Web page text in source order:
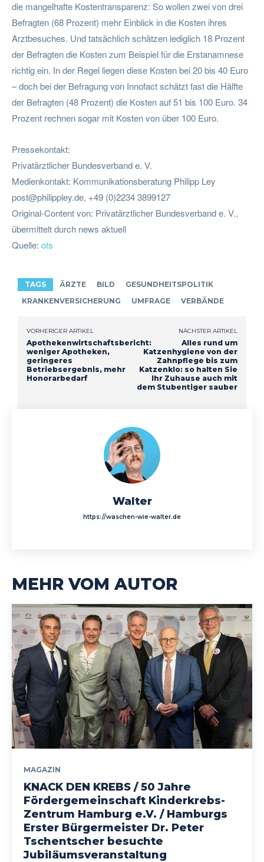
die mangelhafte Kostentransparenz: So wollen zwei von drei
Befragten (68 Prozent) mehr Einblick in die Kosten ihres
Arztbesuches. Und tatsächlich schätzen lediglich 18 Prozent
der Befragten die Kosten zum Beispiel für die Erstanamnese
richtig ein. In der Regel liegen diese Kosten bei 20 bis 40 Euro
– doch bei der Befragung von Innofact schätzt fast die Hälfte
der Befragten (48 Prozent) die Kosten auf 51 bis 100 Euro. 34
Prozent rechnen sogar mit Kosten von über 100 Euro.
Pressekontakt:
Privatärztlicher Bundesverband e. V.
Medienkontakt: Kommunikationsberatung Philipp Ley
post@philippley.de, +49 (0)2234 3899127
Original-Content von: Privatärztlicher Bundesverband e. V.,
übermittelt durch news aktuell
Quelle: ots
TAGS ÄRZTE BILD
GESUNDHEITSPOLITIK
KRANKENVERSICHERUNG
UMFRAGE VERBÄNDE
VORHERIGER ARTIKEL
Apothekenwirtschaftsbericht:
weniger Apotheken,
geringeres
Betriebsergebnis, mehr
Honorarbedarf
NÄCHSTER ARTIKEL
Alles rund um
Katzenhygiene von der
Zahnpflege bis zum
Katzenklo: so halten Sie
Ihr Zuhause auch mit
dem Stubentiger sauber
Walter
https://waschen-wie-walter.de
MEHR VOM AUTOR
MAGAZIN
KNACK DEN KREBS / 50 Jahre
Fördergemeinschaft Kinderkrebs-
Zentrum Hamburg e.V. / Hamburgs
Erster Bürgermeister Dr. Peter
Tschentscher besuchte
Jubiläumsveranstaltung